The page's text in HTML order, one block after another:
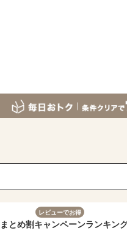
まとめ割
レビューでお得
キャンペーンランキン